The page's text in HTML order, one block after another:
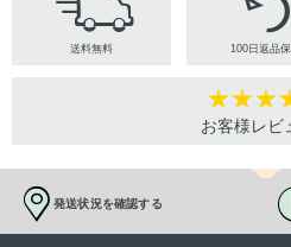
送料無料 100日返品
お客様レビ
発送状況を確認する